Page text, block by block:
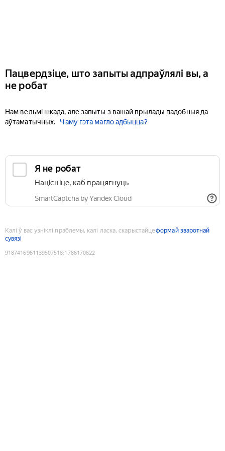
Пацвердзіце, што запыты адпраўлялі вы, а
не робат
Нам вельмі шкада, але запыты з вашай прылады падобныя да
аўтаматычных.
Чаму гэта магло адбыцца?
Я не робат
Націсніце, каб працягнуць
SmartCaptcha by Yandex Cloud
Калі ў вас узніклі праблемы, калі ласка, скарыстайцеформай зваротнай
сувязі
9187416961139507518:1786170622